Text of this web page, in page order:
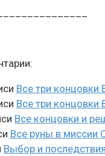
Все три концовки
Все три концовки
Все концовки и
Все руны в миссии
Выбор и